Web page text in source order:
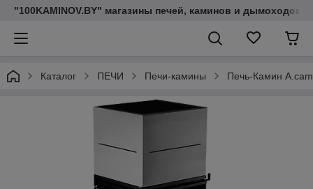
"100KAMINOV.BY" магазины печей, каминов и дымоходов
Каталог ПЕЧИ Печи-камины Печь-Камин